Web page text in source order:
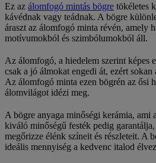
Ez az álomfogó mintás bögre tökéletes
kávédnak vagy teádnak. A bögre
áraszt az álomfogó minta révén, amely
motívumokból és szimbólumokból áll.
Az álomfogó, a hiedelem szerint képes
csak a jó álmokat engedi át, ezért
Az álomfogó minta ezen bögrén az ősi
álomvilágot idézi meg.
A bögre anyaga minőségi kerámia, ami
kiváló minőségű festék pedig
megőrizze élénk színeit és részleteit. A
ideális mennyiség a kedvenc italod